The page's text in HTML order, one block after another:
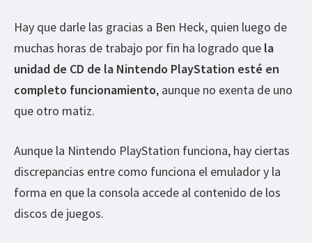
Hay que darle las gracias a Ben Heck, quien luego de
muchas horas de trabajo por fin ha logrado que la
unidad de CD de la Nintendo PlayStation esté en
completo funcionamiento, aunque no exenta de uno
que otro matiz.
Aunque la Nintendo PlayStation funciona, hay ciertas
discrepancias entre como funciona el emulador y la
forma en que la consola accede al contenido de los
discos de juegos.